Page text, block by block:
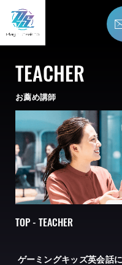
TEACHER
お薦め講師
TOP - TEACHER
ゲーミングキッズ英会話